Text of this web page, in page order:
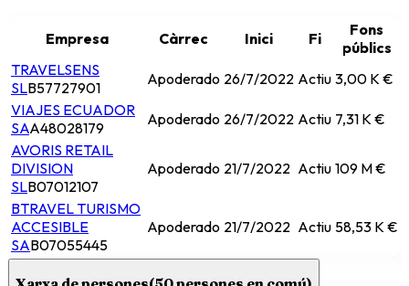
Empresa Càrrec Inici Fi
Fons
públics
TRAVELSENS
SLB57727901 Apoderado 26/7/2022 Actiu 3,00 K €
VIAJES ECUADOR
SAA48028179 Apoderado 26/7/2022 Actiu 7,31 K €
AVORIS RETAIL
DIVISION
SLB07012107
Apoderado 21/7/2022 Actiu 109 M €
BTRAVEL TURISMO
ACCESIBLE
SAB07055445
Apoderado 21/7/2022 Actiu 58,53 K €